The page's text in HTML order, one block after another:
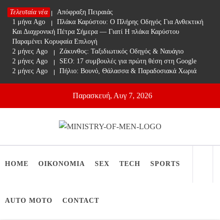
Skip
content
Τελευταία νέα
1 μήνα Ago
Απόφραξη Πειραιάς
1 μήνα Ago
Πλάκα Καρύστου: Ο Πλήρης Οδηγός Για Ανθεκτική
Και Διαχρονική Πέτρα Σήμερα — Γιατί Η πλάκα Καρύστου
Παραμένει Κορυφαία Επιλογή
2 μήνες Ago
Ζάκυνθος: Ταξιδιωτικός Οδηγός & Ναυάγιο
2 μήνες Ago
SEO: 17 συμβουλές για πρώτη θέση στη Google
2 μήνες Ago
Πήλιο: Βουνό, Θάλασσα & Παραδοσιακά Χωριά
Παρασκευή, Αυγ 7, 2026
Ministry Of Men
HOME ΟΙΚΟΝΟΜΙΑ SEX TECH SPORTS
AUTO MOTO CONTACT